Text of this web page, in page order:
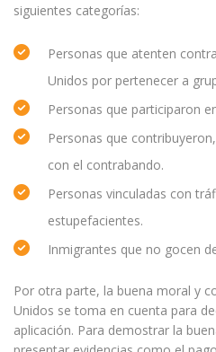
siguientes categorías:
Personas que atenten
Unidos por pertenecer a
Personas que participaron
Personas que
con el contrabando.
Personas vinculadas con
estupefacientes.
Inmigrantes que no gocen
Por otra parte, la buena moral y
Unidos se toma en cuenta para
aplicación. Para demostrar la